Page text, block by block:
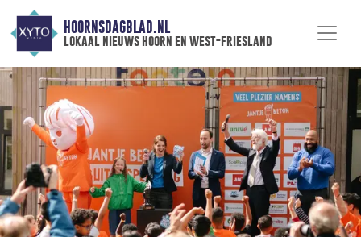
HOORNSDAGBLAD.NL
lokaal nieuws hoorn en west-friesland